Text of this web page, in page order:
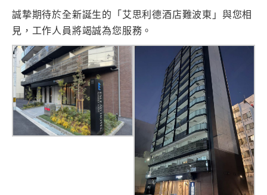
誠摯期待於全新誕生的「艾思利德酒店難波東」與您相
見，工作人員將竭誠為您服務。